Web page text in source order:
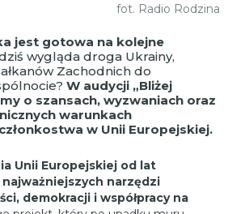
fot. Radio Rodzina
jest gotowa na kolejne
wygląda droga Ukrainy,
Zachodnich do
W audycji „Bliżej
o szansach, wyzwaniach oraz
warunkach
w Unii Europejskiej.
Unii Europejskiej od lat
narzędzi
demokracji i współpracy na